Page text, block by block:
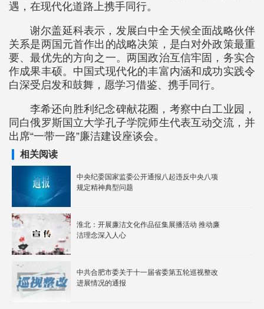
遇，在现代化道路上携手同行。
谢尔盖延科表示，发展白中全天候全面战略伙伴
关系是两国元首作出的战略决策，是白对外政策最重
要、最优先的方向之一。两国政治互信牢固，务实合
作成果丰硕。中国式现代化的丰富内涵和成功实践令
白深受启发和鼓舞，愿学习借鉴、携手同行。
李希还向胜利纪念碑献花圈，考察中白工业园，
同白俄罗斯国立大学孔子学院师生代表互动交流，并
出席“一带一路”廉洁建设座谈会。
相关阅读
中央纪委国家监委公开通报八起违反中央八项
规定精神典型问题
淮北：开展廉洁文化作品征集展播活动 推动廉
洁理念深入人心
中共合肥市委关于十一届省委第五轮巡视整改
进展情况的通报